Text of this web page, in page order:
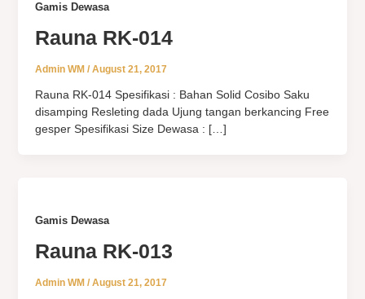
Gamis Dewasa
Rauna RK-014
Admin WM / August 21, 2017
Rauna RK-014 Spesifikasi : Bahan Solid Cosibo Saku
disamping Resleting dada Ujung tangan berkancing Free
gesper Spesifikasi Size Dewasa : […]
Gamis Dewasa
Rauna RK-013
Admin WM / August 21, 2017